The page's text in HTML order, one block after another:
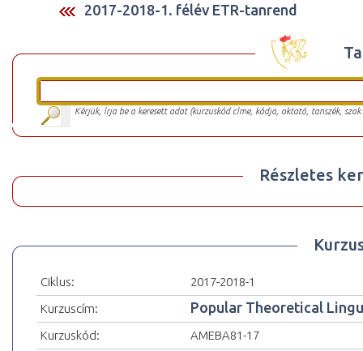
2017-2018-1. félév ETR-tanrend
Kérjük, írja be a keresett adat (kurzuskód címe, kódja, oktató, tanszék,
Részletes
Ciklus:
2017-2018-1
Kurzuscím:
Popular Theoretical
Kurzuskód:
AMEBA81-17